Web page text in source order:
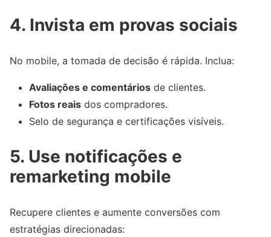
4. Invista em provas sociais
No mobile, a tomada de decisão é rápida. Inclua:
Avaliações e comentários de clientes.
Fotos reais dos compradores.
Selo de segurança e certificações visíveis.
5. Use notificações e
remarketing mobile
Recupere clientes e aumente conversões com
estratégias direcionadas: